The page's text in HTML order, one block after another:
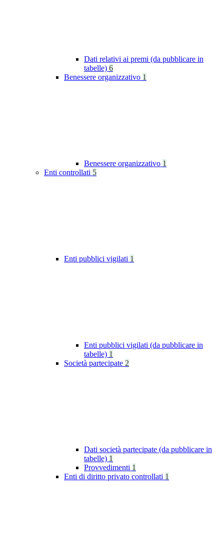
Dati relativi ai premi (da pubblicare in
tabelle) 6
Benessere organizzativo 1
Benessere organizzativo 1
Enti controllati 5
Enti pubblici vigilati 1
Enti pubblici vigilati (da pubblicare in
tabelle) 1
Società partecipate 2
Dati società partecipate (da pubblicare in
tabelle) 1
Provvedimenti 1
Enti di diritto privato controllati 1